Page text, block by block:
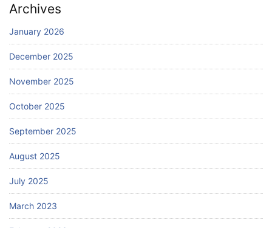
Archives
January 2026
December 2025
November 2025
October 2025
September 2025
August 2025
July 2025
March 2023